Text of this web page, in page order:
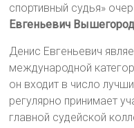
спортивный судья»
Евгеньевич
Денис Евгеньевич
международной
он входит в число
регулярно принимает
главной судейской